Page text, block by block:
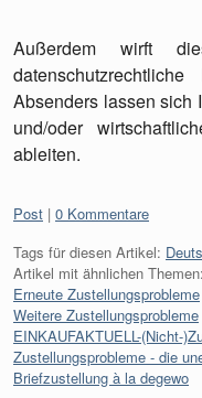
Außerdem wirft
Absenders lassen sich
und/oder
ableiten.
Kategorien:
Post 0 Kommentare
Tags für diesen Artikel:
Artikel mit ähnlichen Themen:
Erneute Zustellungsprobleme
Weitere Zustellungsprobleme
EINKAUFAKTUELL-(Nicht-
Zustellungsprobleme - die
Briefzustellung à la degewo